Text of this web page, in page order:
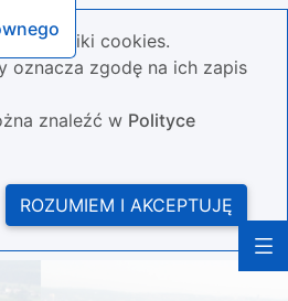
pliki cookies.
oznacza zgodę na ich zapis
znaleźć w Polityce
ROZUMIEM I AKCEPTUJĘ